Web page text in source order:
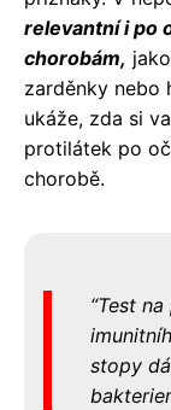
relevantní i po
chorobám,
zarděnky nebo
ukáže, zda si
protilátek po
chorobě.
Test
stopy